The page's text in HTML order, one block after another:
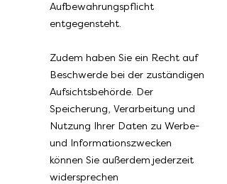
Aufbewahrungspflicht
entgegensteht.
Zudem haben Sie ein Recht auf
Beschwerde bei der zuständigen
Aufsichtsbehörde. Der
Speicherung, Verarbeitung und
Nutzung Ihrer Daten zu Werbe-
und Informationszwecken
können Sie außerdem jederzeit
widersprechen